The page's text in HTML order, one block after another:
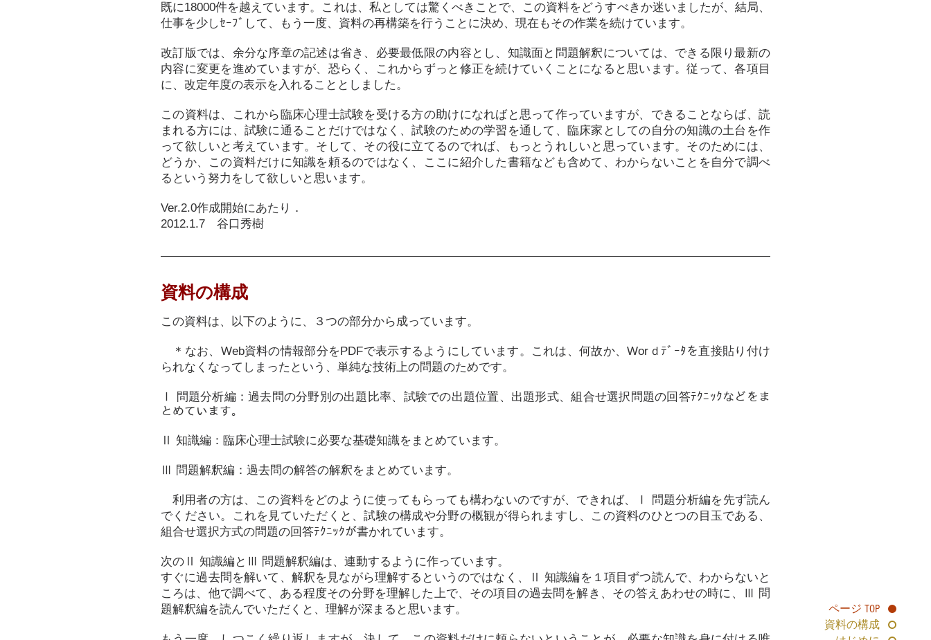
ページ TOP
資料の構成
既に18000件を越えています。これは、私としては驚くべきことで、この資料をどうすべきか迷いましたが、結局、
仕事を少しｾｰﾌﾞして、もう一度、資料の再構築を行うことに決め、現在もその作業を続けています。
改訂版では、余分な序章の記述は省き、必要最低限の内容とし、知識面と問題解釈については、できる限り最新の
内容に変更を進めていますが、恐らく、これからずっと修正を続けていくことになると思います。従って、各項目
に、改定年度の表示を入れることとしました。
この資料は、これから臨床心理士試験を受ける方の助けになればと思って作っていますが、できることならば、読
まれる方には、試験に通ることだけではなく、試験のための学習を通して、臨床家としての自分の知識の土台を作
って欲しいと考えています。そして、その役に立てるのでれば、もっとうれしいと思っています。そのためには、
どうか、この資料だけに知識を頼るのではなく、ここに紹介した書籍なども含めて、わからないことを自分で調べ
るという努力をして欲しいと思います。
Ver.2.0作成開始にあたり．
2012.1.7 谷口秀樹
資料の構成
この資料は、以下のように、３つの部分から成っています。
＊なお、Web資料の情報部分をPDFで表示するようにしています。これは、何故か、Worｄﾃﾞｰﾀを直接貼り付け
られなくなってしまったという、単純な技術上の問題のためです。
Ⅰ 問題分析編：過去問の分野別の出題比率、試験での出題位置、出題形式、組合せ選択問題の回答ﾃｸﾆｯｸなどをま
とめています。
Ⅱ 知識編：臨床心理士試験に必要な基礎知識をまとめています。
Ⅲ 問題解釈編：過去問の解答の解釈をまとめています。
利用者の方は、この資料をどのように使ってもらっても構わないのですが、できれば、Ⅰ 問題分析編を先ず読ん
でください。これを見ていただくと、試験の構成や分野の概観が得られますし、この資料のひとつの目玉である、
組合せ選択方式の問題の回答ﾃｸﾆｯｸが書かれています。
次のⅡ 知識編とⅢ 問題解釈編は、連動するように作っています。
すぐに過去問を解いて、解釈を見ながら理解するというのではなく、Ⅱ 知識編を１項目ずつ読んで、わからないと
ころは、他で調べて、ある程度その分野を理解した上で、その項目の過去問を解き、その答えあわせの時に、Ⅲ 問
題解釈編を読んでいただくと、理解が深まると思います。